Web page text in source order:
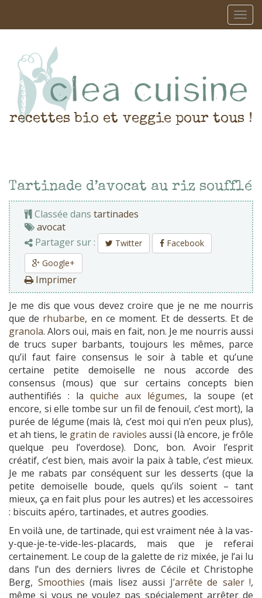
recettes bio et veggie pour tous !
Tartinade d’avocat au riz soufflé
Classée dans tartinades
avocat
Partager sur :
Twitter
Facebook
Google+
Imprimer
Je me dis que vous devez croire que je ne me nourris
que de rhubarbe, en ce moment. Et de desserts. Et de
granola. Alors oui, mais en fait, non. Je me nourris aussi
de trucs super barbants, toujours les mêmes, parce
qu’il faut faire consensus le soir à table et qu’une
certaine petite demoiselle ne nous accorde des
consensus (mous) que sur certains concepts bien
authentifiés : la quiche aux légumes, la soupe (et
encore, si elle tombe sur un fil de fenouil, c’est mort), la
purée de légume (mais là, c’est moi qui n’en peux plus),
et ah tiens, le gratin de ravioles aussi (là encore, je frôle
quelque peu l’overdose). Donc, bon. Avoir l’esprit
créatif, c’est bien, mais avoir la paix à table, c’est mieux.
Je me rabats par conséquent sur les desserts (que la
petite demoiselle boude, quels qu’ils soient – tant
mieux, ça en fait plus pour les autres) et les accessoires
: biscuits apéro, tartinades, et autres goodies.
En voilà une, de tartinade, qui est vraiment née à la vas-
y-que-je-te-vide-les-placards, mais que je referai
certainement. Le coup de la galette de riz mixée, je l’ai lu
dans l’un des derniers livres de Cécile et Christophe
Berg, Smoothies (mais lisez aussi J’arrête de saler !,
même si vous ne voulez pas spécialement arrêter de